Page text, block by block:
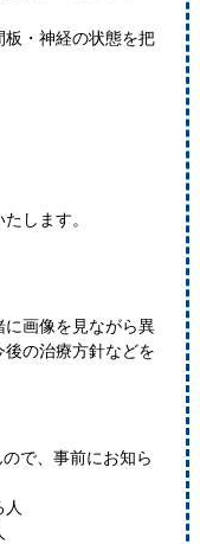
・神経の状態を把
します。
画像を見ながら異
の治療方針などを
で、事前にお知ら
人